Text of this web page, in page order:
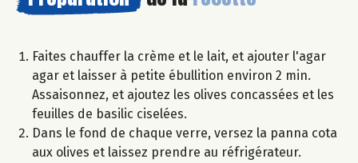
Faites chauffer la crème et le lait, et ajouter l'agar
agar et laisser à petite ébullition environ 2 min.
Assaisonnez, et ajoutez les olives concassées et les
feuilles de basilic ciselées.
Dans le fond de chaque verre, versez la panna cota
aux olives et laissez prendre au réfrigérateur.